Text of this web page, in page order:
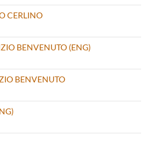
CERLINO
BENVENUTO (ENG)
BENVENUTO